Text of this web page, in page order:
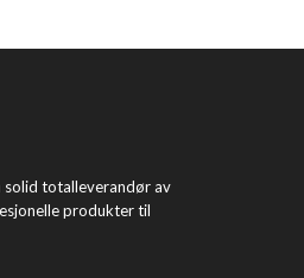
solid totalleverandør av
produkter til